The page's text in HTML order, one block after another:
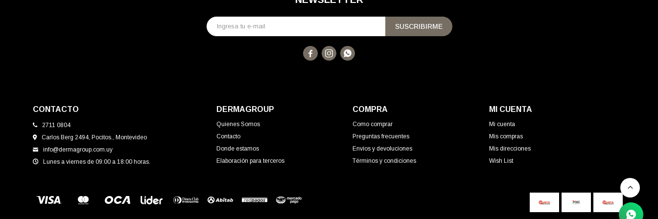
CONTACTO
2711 0804
Carlos Berg 2494, Pocitos., Montevideo
info@dermagroup.com.uy
Lunes a viernes de 09:00 a 18:00 horas.
DERMAGROUP
Quienes Somos
Contacto
Donde estamos
Elaboración para terceros
COMPRA
Como comprar
Preguntas frecuentes
Envíos y devoluciones
Términos y condiciones
MI CUENTA
Mi cuenta
Mis compras
Mis direcciones
Wish List
SUSCRIBIRME
  